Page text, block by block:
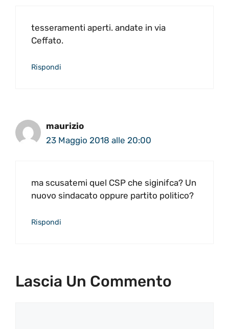
tesseramenti aperti. andate in via
Ceffato.
Rispondi
maurizio
23 Maggio 2018 alle 20:00
ma scusatemi quel CSP che siginifca? Un
nuovo sindacato oppure partito politico?
Rispondi
Lascia Un Commento